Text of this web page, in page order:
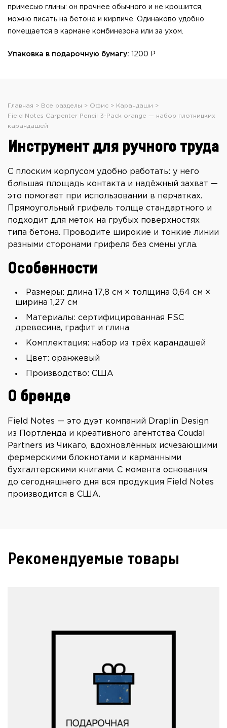
примесью глины: он прочнее обычного и не крошится,
можно писать на бетоне и кирпиче. Одинаково удобно
помещается в кармане комбинезона или за ухом.
Упаковка в подарочную бумагу: 1200 Р
Главная Все разделы Офис
Карандаши
Field Notes Carpenter Pencil 3-Pack orange — набор плотницких
карандашей
Инструмент для ручного труда
С плоским корпусом удобно работать: у него
большая площадь контакта и надёжный захват —
это помогает при использовании в перчатках.
Прямоугольный грифель толще стандартного и
подходит для меток на грубых поверхностях
типа бетона. Проводите широкие и тонкие линии
разными сторонами грифеля без смены угла.
Особенности
Размеры: длина 17,8 см × толщина 0,64 см ×
ширина 1,27 см
Материалы: сертифицированная FSC
древесина, графит и глина
Комплектация: набор из трёх карандашей
Цвет: оранжевый
Производство: США
О бренде
Field Notes — это дуэт компаний Draplin Design
из Портленда и креативного агентства Coudal
Partners из Чикаго, вдохновлённых исчезающими
фермерскими блокнотами и карманными
бухгалтерскими книгами. С момента основания
до сегодняшнего дня вся продукция Field Notes
производится в США.
Рекомендуемые товары